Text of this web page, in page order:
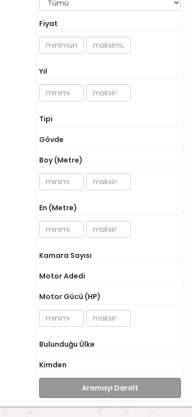
Fiyat
Yıl
Tipi
Gövde
Boy (Metre)
En (Metre)
Kamara Sayısı
Motor Adedi
Motor Gücü (HP)
Bulunduğu Ülke
Kimden
Aramayı Daralt